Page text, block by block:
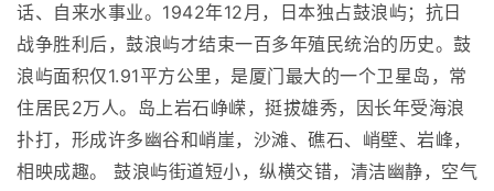
话、自来水事业。1942年12月，日本独占鼓浪屿；抗日
战争胜利后，鼓浪屿才结束一百多年殖民统治的历史。鼓
浪屿面积仅1.91平方公里，是厦门最大的一个卫星岛，常
住居民2万人。岛上岩石峥嵘，挺拔雄秀，因长年受海浪
扑打，形成许多幽谷和峭崖，沙滩、礁石、峭壁、岩峰，
相映成趣。 鼓浪屿街道短小，纵横交错，清洁幽静，空气